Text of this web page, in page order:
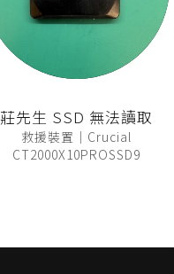
莊先生 SSD 無法讀取
救援裝置｜Crucial
CT2000X10PROSSD9